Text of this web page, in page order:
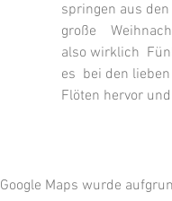
springen aus
große
also wirklich
es  bei den
Flöten hervor
Google Maps wurde